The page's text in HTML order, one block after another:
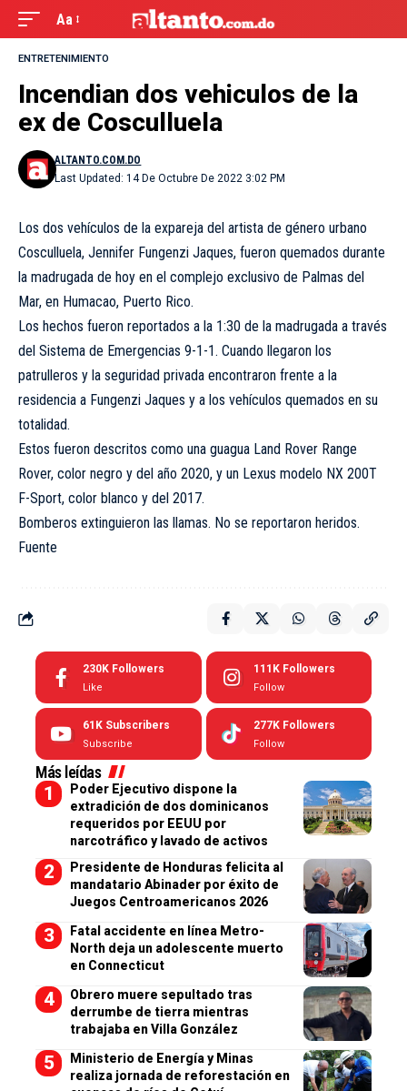
Aa
ENTRETENIMIENTO
Incendian dos vehiculos de la
ex de Cosculluela
Last Updated: 14 De Octubre De 2022 3:02 PM
ALTANTO.COM.DO
Los dos vehículos de la expareja del artista de género urbano
Cosculluela, Jennifer Fungenzi Jaques, fueron quemados durante
la madrugada de hoy en el complejo exclusivo de Palmas del
Mar, en Humacao, Puerto Rico.
Los hechos fueron reportados a la 1:30 de la madrugada a través
del Sistema de Emergencias 9-1-1. Cuando llegaron los
patrulleros y la seguridad privada encontraron frente a la
residencia a Fungenzi Jaques y a los vehículos quemados en su
totalidad.
Estos fueron descritos como una guagua Land Rover Range
Rover, color negro y del año 2020, y un Lexus modelo NX 200T
F-Sport, color blanco y del 2017.
Bomberos extinguieron las llamas. No se reportaron heridos.
Fuente
230K Followers
Like
111K Followers
Follow
61K Subscribers
Subscribe
277K Followers
Follow
Más leídas
Poder Ejecutivo dispone la
extradición de dos dominicanos
requeridos por EEUU por
narcotráfico y lavado de activos
Presidente de Honduras felicita al
mandatario Abinader por éxito de
Juegos Centroamericanos 2026
Fatal accidente en línea Metro-
North deja un adolescente muerto
en Connecticut
Obrero muere sepultado tras
derrumbe de tierra mientras
trabajaba en Villa González
Ministerio de Energía y Minas
realiza jornada de reforestación en